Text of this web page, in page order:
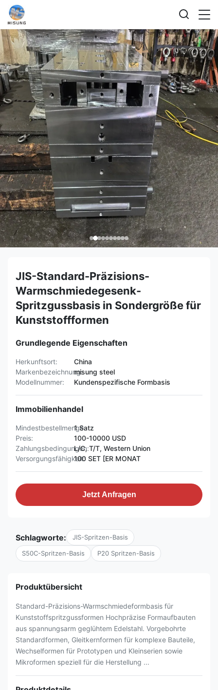
JIS-Standard-Präzisions-
Warmschmiedegesenk-
Spritzgussbasis in Sondergröße für
Kunststoffformen
Grundlegende Eigenschaften
Herkunftsort:
China
Markenbezeichnung:misung steel
Modellnummer:
Kundenspezifische Formbasis
Immobilienhandel
Mindestbestellmenge:
1 Satz
Preis:
100-10000 USD
Zahlungsbedingungen:L/C, T/T, Western Union
Versorgungsfähigkeit:100 SET [ER MONAT
Jetzt Anfragen
Schlagworte: JIS-Spritzen-Basis
S50C-Spritzen-Basis P20 Spritzen-Basis
Produktübersicht
Standard-Präzisions-Warmschmiedeformbasis für
Kunststoffspritzgussformen Hochpräzise Formaufbauten
aus spannungsarm geglühtem Edelstahl. Vorgebohrte
Standardformen, Gleitkernformen für komplexe Bauteile,
Wechselformen für Prototypen und Kleinserien sowie
Mikroformen speziell für die Herstellung ...